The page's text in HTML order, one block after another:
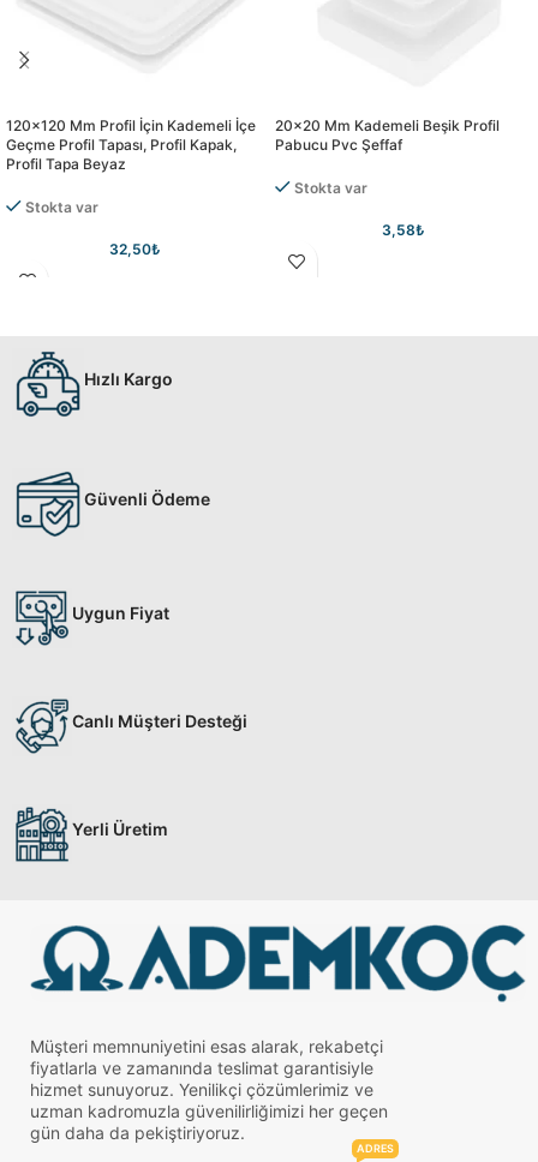
120×120 Mm Profil İçin Kademeli İçe
Geçme Profil Tapası, Profil Kapak,
Profil Tapa Beyaz
Stokta var
32,50₺
20×20 Mm Kademeli Beşik Profil
Pabucu Pvc Şeffaf
Stokta var
3,58₺
Hızlı Kargo
Güvenli Ödeme
Uygun Fiyat
Canlı Müşteri Desteği
Yerli Üretim
Müşteri memnuniyetini esas alarak, rekabetçi
fiyatlarla ve zamanında teslimat garantisiyle
hizmet sunuyoruz. Yenilikçi çözümlerimiz ve
uzman kadromuzla güvenilirliğimizi her geçen
gün daha da pekiştiriyoruz.
ADRES